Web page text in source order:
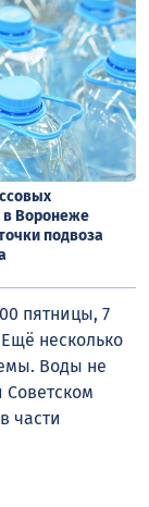
Воронеже
подвоза
пятницы, 7
Ещё несколько
Воды не
Советском
части